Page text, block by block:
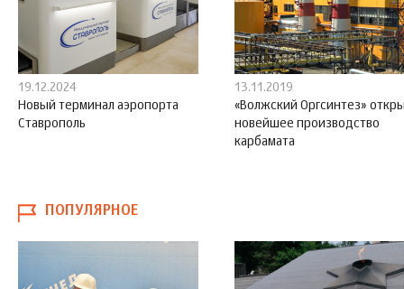
19.12.2024
Новый терминал аэропорта
Ставрополь
13.11.2019
«Волжский Оргсинтез»
новейшее производство
карбамата
ПОПУЛЯРНОЕ